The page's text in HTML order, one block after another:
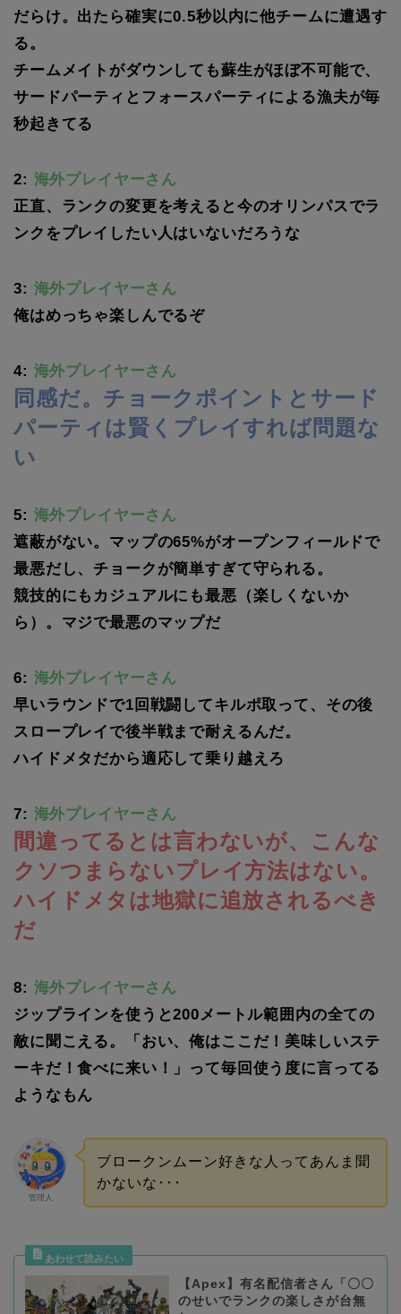
だらけ。出たら確実に0.5秒以内に他チームに遭遇す
る。
チームメイトがダウンしても蘇生がほぼ不可能で、
サードパーティとフォースパーティによる漁夫が毎
秒起きてる
2: 海外プレイヤーさん
正直、ランクの変更を考えると今のオリンパスでラ
ンクをプレイしたい人はいないだろうな
3: 海外プレイヤーさん
俺はめっちゃ楽しんでるぞ
4: 海外プレイヤーさん
同感だ。チョークポイントとサード
パーティは賢くプレイすれば問題な
い
5: 海外プレイヤーさん
遮蔽がない。マップの65%がオープンフィールドで
最悪だし、チョークが簡単すぎて守られる。
競技的にもカジュアルにも最悪（楽しくないか
ら）。マジで最悪のマップだ
6: 海外プレイヤーさん
早いラウンドで1回戦闘してキルポ取って、その後
スロープレイで後半戦まで耐えるんだ。
ハイドメタだから適応して乗り越えろ
7: 海外プレイヤーさん
間違ってるとは言わないが、こんな
クソつまらないプレイ方法はない。
ハイドメタは地獄に追放されるべき
だ
8: 海外プレイヤーさん
ジップラインを使うと200メートル範囲内の全ての
敵に聞こえる。「おい、俺はここだ！美味しいステ
ーキだ！食べに来い！」って毎回使う度に言ってる
ようなもん
管理人
ブロークンムーン好きな人ってあんま聞
かないな･･･
【Apex】有名配信者さん「〇〇
のせいでランクの楽しさが台無